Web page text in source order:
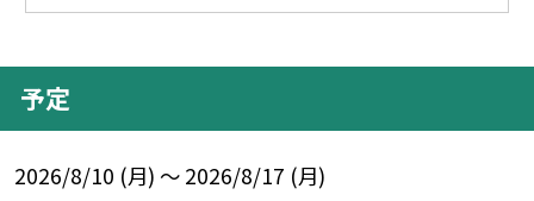
予定
2026/8/10 (月) ～ 2026/8/17 (月)